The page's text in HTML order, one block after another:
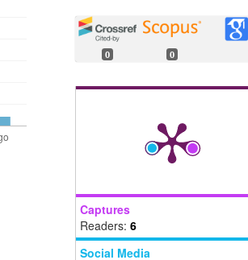
0 0
Captures
Readers: 6
Social Media